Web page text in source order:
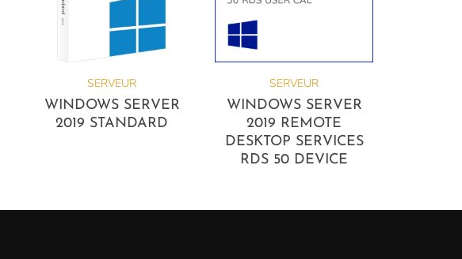
SERVEUR
WINDOWS SERVER
2019 STANDARD
SERVEUR
WINDOWS SERVER
2019 REMOTE
DESKTOP SERVICES
RDS 50 DEVICE